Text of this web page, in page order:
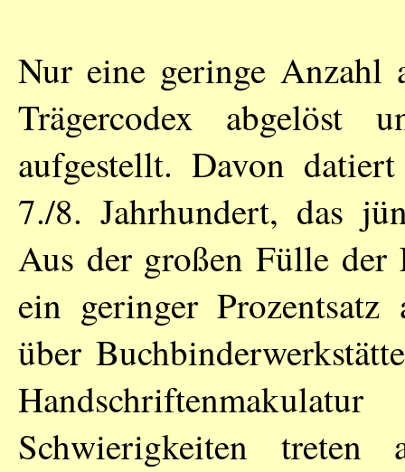
Nur eine geringe Anzahl
Trägercodex abgelöst
aufgestellt. Davon
7./8. Jahrhundert, das
Aus der großen Fülle
ein geringer Prozentsatz
über
Schwierigkeiten